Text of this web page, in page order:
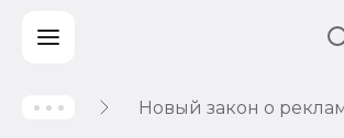
Новый закон о
Учет и